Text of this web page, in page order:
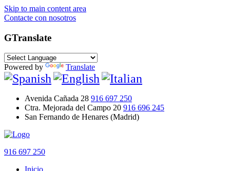
Skip to main content area
Contacte con nosotros
GTranslate
Powered by Translate
Avenida Cañada 28 916 697 250
Ctra. Mejorada del Campo 20 916 696 245
San Fernando de Henares (Madrid)
916 697 250